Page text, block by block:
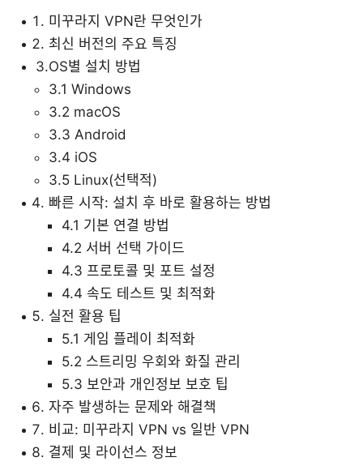
미꾸라지 VPN란 무엇인가
최신 버전의 주요 특징
3.OS별 설치 방법
3.1 Windows
3.2 macOS
3.3 Android
3.4 iOS
3.5 Linux(선택적)
빠른 시작: 설치 후 바로 활용하는 방법
4.1 기본 연결 방법
4.2 서버 선택 가이드
4.3 프로토콜 및 포트 설정
4.4 속도 테스트 및 최적화
실전 활용 팁
5.1 게임 플레이 최적화
5.2 스트리밍 우회와 화질 관리
5.3 보안과 개인정보 보호 팁
자주 발생하는 문제와 해결책
비교: 미꾸라지 VPN vs 일반 VPN
결제 및 라이선스 정보